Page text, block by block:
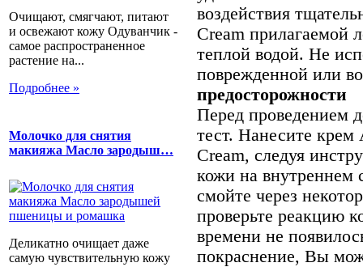
Очищают, смягчают, питают
и освежают кожу Одуванчик -
самое распространенное
растение на...
Подробнее »
Молочко для снятия
макияжа Масло зародыш…
Деликатно очищает даже
самую чувствительную кожу
воздействия
Cream прилагаемой
теплой водой. Не
поврежденной или
предосторожности
Перед проведением
тест. Нанесите крем
Cream, следуя
кожи на внутреннем
смойте через
проверьте реакцию
времени не
покраснение, Вы